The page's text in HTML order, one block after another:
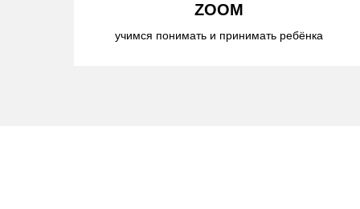
ZOOM
учимся понимать и принимать ребёнка